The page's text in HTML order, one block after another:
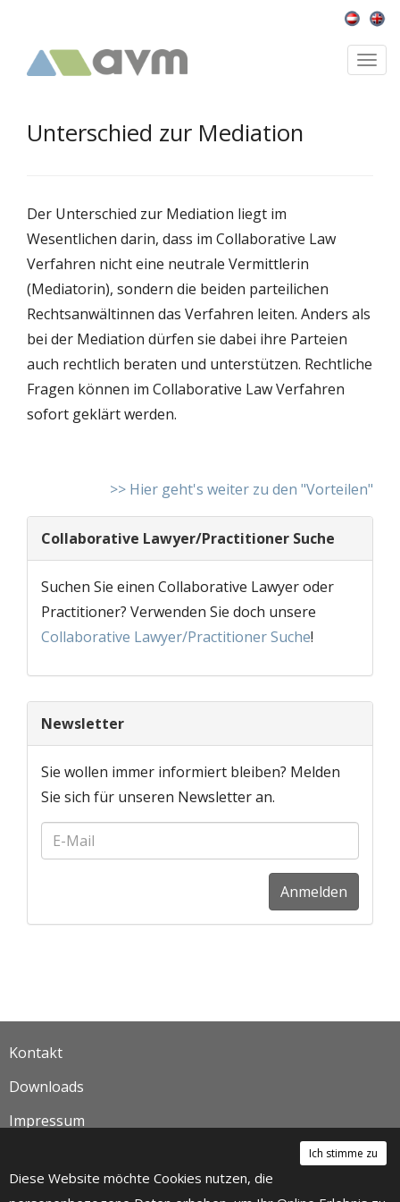
Unterschied zur Mediation
Der Unterschied zur Mediation liegt im
Wesentlichen darin, dass im Collaborative Law
Verfahren nicht eine neutrale Vermittlerin
(Mediatorin), sondern die beiden parteilichen
Rechtsanwältinnen das Verfahren leiten. Anders als
bei der Mediation dürfen sie dabei ihre Parteien
auch rechtlich beraten und unterstützen. Rechtliche
Fragen können im Collaborative Law Verfahren
sofort geklärt werden.
>> Hier geht's weiter zu den "Vorteilen"
Collaborative Lawyer/Practitioner Suche
Suchen Sie einen Collaborative Lawyer oder
Practitioner? Verwenden Sie doch unsere
Collaborative Lawyer/Practitioner Suche!
Newsletter
Sie wollen immer informiert bleiben? Melden
Sie sich für unseren Newsletter an.
Anmelden
Kontakt
Downloads
Impressum
Links
Ich stimme zu
Diese Website möchte Cookies nutzen, die